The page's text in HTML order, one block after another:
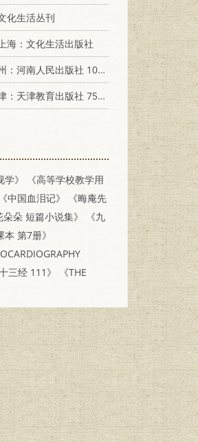
化生活丛刊
海：文化生活出版社
河南人民出版社 10105·610
天津教育出版社 7530918893
》
《高等学校教学用
《中国血泪记》
《晦庵先
朵朵 短篇小说集》
《九
本 第7册》
十三经 111》
《THE